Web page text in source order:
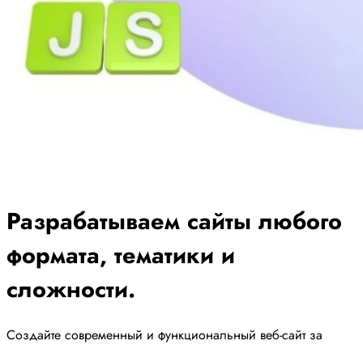
Разрабатываем сайты любого
формата, тематики и
сложности.
Создайте современный и функциональный веб-сайт за